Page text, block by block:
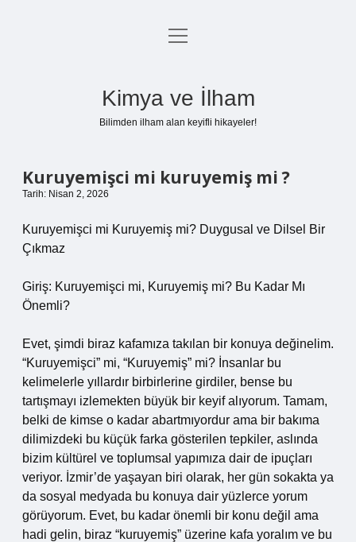
Anasayfa
menüyü
Kimya ve İlham
Bilimden ilham alan keyifli hikayeler!
Kuruyemişci mi kuruyemiş mi ?
Tarih: Nisan 2, 2026
Kuruyemişci mi Kuruyemiş mi? Duygusal ve Dilsel Bir
Çıkmaz
Giriş: Kuruyemişci mi, Kuruyemiş mi? Bu Kadar Mı
Önemli?
Evet, şimdi biraz kafamıza takılan bir konuya değinelim.
“Kuruyemişci” mi, “Kuruyemiş” mi? İnsanlar bu
kelimelerle yıllardır birbirlerine girdiler, bense bu
tartışmayı izlemekten büyük bir keyif alıyorum. Tamam,
belki de kimse o kadar abartmıyordur ama bir bakıma
dilimizdeki bu küçük farka gösterilen tepkiler, aslında
bizim kültürel ve toplumsal yapımıza dair de ipuçları
veriyor. İzmir’de yaşayan biri olarak, her gün sokakta ya
da sosyal medyada bu konuya dair yüzlerce yorum
görüyorum. Evet, bu kadar önemli bir konu değil ama
hadi gelin, biraz “kuruyemiş” üzerine kafa yoralım ve bu